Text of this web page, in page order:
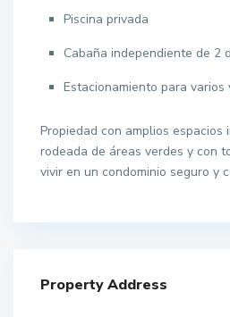
Piscina privada
Cabaña independiente de 2
Estacionamiento para varios
Propiedad con amplios espacios
rodeada de áreas verdes y con
vivir en un condominio seguro y
Property Address